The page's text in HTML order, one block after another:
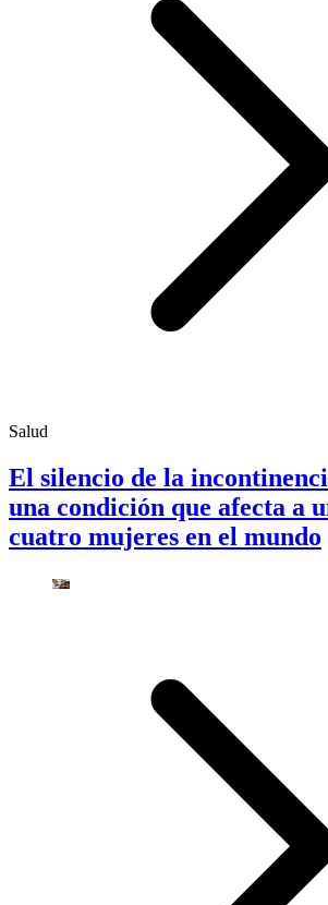
Salud
El silencio de la
una condición que afecta a
cuatro mujeres en el mundo